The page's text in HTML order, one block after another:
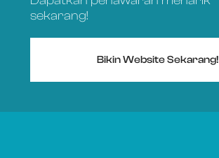
sekarang!
Bikin Website Sekarang!